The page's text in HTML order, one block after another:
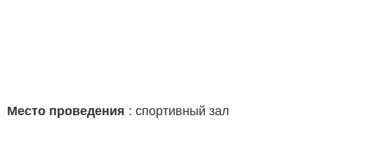
Место проведения : спортивный зал